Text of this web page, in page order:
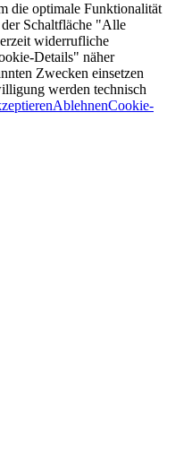
die optimale Funktionalität
Schaltfläche "Alle
widerrufliche
Details" näher
Zwecken einsetzen
werden technisch
AblehnenCookie-